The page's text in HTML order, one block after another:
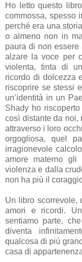
Ho letto questo
commossa, spesso
perché era una
o almeno non in
paura di non essere
alzare la voce per
violenta, tinta di
ricordo di dolcezza
riscoprire se stessi
un’identità in un
Shady ho
così distante da noi,
attraverso i loro
orgogliosa, quel
irragionevole
amore materno
violenza e dalla
non ha più il
Un libro scorrevole,
amori e ricordi.
sentiamo parte,
diventa
qualcosa di più
casa di